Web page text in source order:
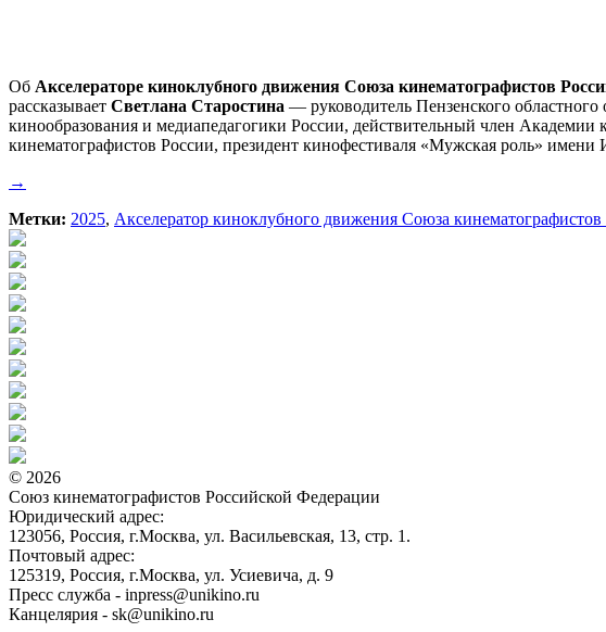
Об Акселераторе киноклубного движения Союза кинематографистов
рассказывает Светлана Старостина — руководитель Пензенского
кинообразования и медиапедагогики России, действительный член
кинематографистов России, президент кинофестиваля «Мужская роль»
→
Метки: 2025, Акселератор киноклубного движения Союза кинематографистов
© 2026
Союз кинематографистов Российской Федерации
Юридический адрес:
123056, Россия, г.Москва, ул. Васильевская, 13, стр. 1.
Почтовый адрес:
125319, Россия, г.Москва, ул. Усиевича, д. 9
Пресс служба - inpress@unikino.ru
Канцелярия - sk@unikino.ru